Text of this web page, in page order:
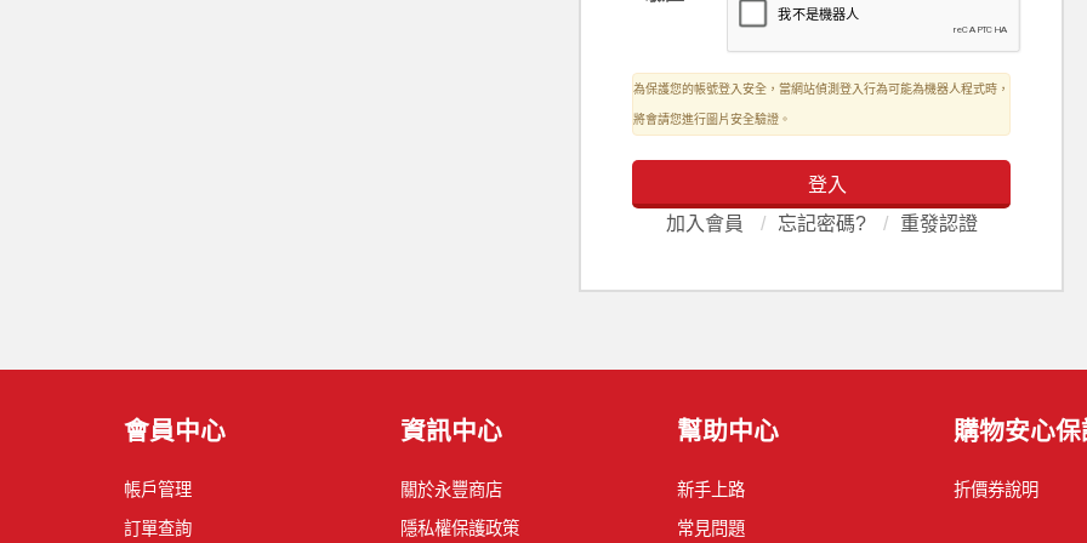
為保護您的帳號登入安全，當網站偵測登入行為可能為機器人程式時，
將會請您進行圖片安全驗證。
登入
加入會員
/ 忘記密碼? / 重發認證
會員中心
帳戶管理
訂單查詢
資訊中心
關於永豐商店
隱私權保護政策
幫助中心
新手上路
常見問題
購物安心保
折價券說明